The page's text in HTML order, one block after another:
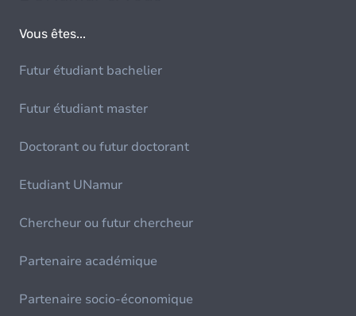
Vous êtes...
Futur étudiant bachelier
Futur étudiant master
Doctorant ou futur doctorant
Etudiant UNamur
Chercheur ou futur chercheur
Partenaire académique
Partenaire socio-économique